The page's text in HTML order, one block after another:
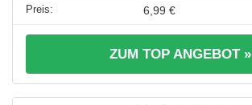
6,99 €
ZUM TOP ANGEBOT »